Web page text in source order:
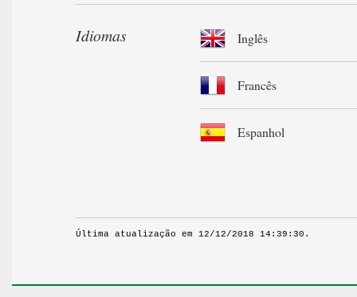
Idiomas Inglês
Francês
Espanhol
Última atualização em 12/12/2018 14:39:30.